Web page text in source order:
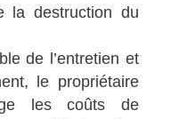
la destruction du
de l’entretien et
le propriétaire
les coûts de